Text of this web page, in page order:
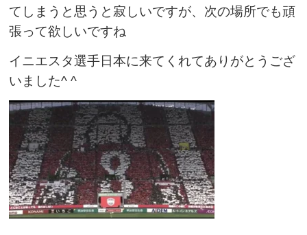
てしまうと思うと寂しいですが、次の場所でも頑
張って欲しいですね
イニエスタ選手日本に来てくれてありがとうござ
いました^ ^